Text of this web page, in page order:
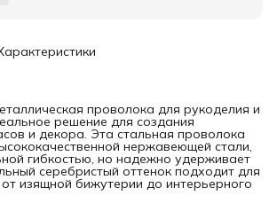
проволока для рукоделия и
решение для создания
и декора. Эта стальная проволока
нержавеющей стали,
гибкостью, но надежно удерживает
серебристый оттенок подходит для
изящной бижутерии до интерьерного